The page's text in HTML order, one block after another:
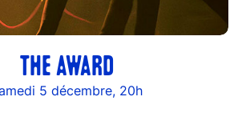
THE AWARD
5 décembre, 20h